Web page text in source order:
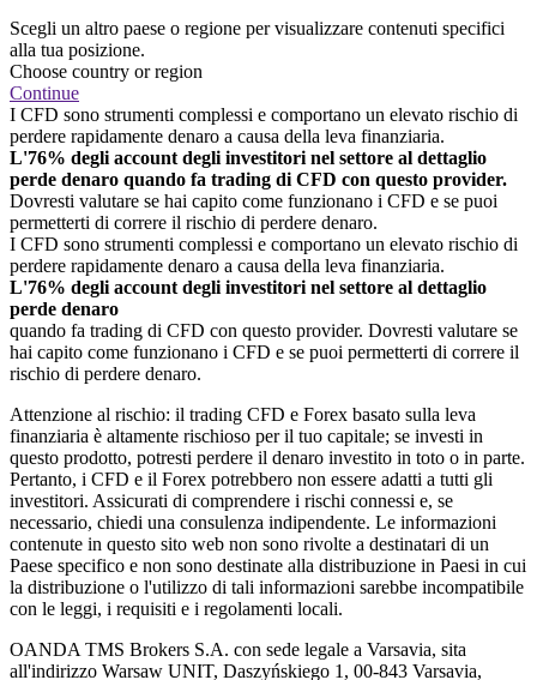
Scegli un altro paese o regione per visualizzare contenuti specifici
alla tua posizione.
Choose country or region
Continue
I CFD sono strumenti complessi e comportano un elevato rischio di
perdere rapidamente denaro a causa della leva finanziaria.
L'76% degli account degli investitori nel settore al dettaglio
perde denaro quando fa trading di CFD con questo provider.
Dovresti valutare se hai capito come funzionano i CFD e se puoi
permetterti di correre il rischio di perdere denaro.
I CFD sono strumenti complessi e comportano un elevato rischio di
perdere rapidamente denaro a causa della leva finanziaria.
L'76% degli account degli investitori nel settore al dettaglio
perde denaro
quando fa trading di CFD con questo provider. Dovresti valutare se
hai capito come funzionano i CFD e se puoi permetterti di correre il
rischio di perdere denaro.
Attenzione al rischio: il trading CFD e Forex basato sulla leva
finanziaria è altamente rischioso per il tuo capitale; se investi in
questo prodotto, potresti perdere il denaro investito in toto o in parte.
Pertanto, i CFD e il Forex potrebbero non essere adatti a tutti gli
investitori. Assicurati di comprendere i rischi connessi e, se
necessario, chiedi una consulenza indipendente. Le informazioni
contenute in questo sito web non sono rivolte a destinatari di un
Paese specifico e non sono destinate alla distribuzione in Paesi in cui
la distribuzione o l'utilizzo di tali informazioni sarebbe incompatibile
con le leggi, i requisiti e i regolamenti locali.
OANDA TMS Brokers S.A. con sede legale a Varsavia, sita
all'indirizzo Warsaw UNIT, Daszyńskiego 1, 00-843 Varsavia,